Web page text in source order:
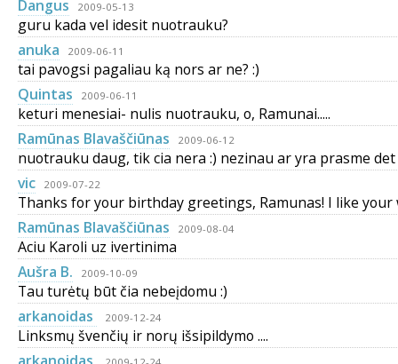
Dangus
2009-05-13
guru kada vel idesit nuotrauku?
anuka
2009-06-11
tai pavogsi pagaliau ką nors ar ne? :)
Quintas
2009-06-11
keturi menesiai- nulis nuotrauku, o, Ramunai.....
Ramūnas Blavaščiūnas
2009-06-12
nuotrauku daug, tik cia nera :) nezinau ar yra prasme det
vic
2009-07-22
Thanks for your birthday greetings, Ramunas! I like
Ramūnas Blavaščiūnas
2009-08-04
Aciu Karoli uz ivertinima
Aušra B.
2009-10-09
Tau turėtų būt čia nebeįdomu :)
arkanoidas
2009-12-24
Linksmų švenčių ir norų išsipildymo ....